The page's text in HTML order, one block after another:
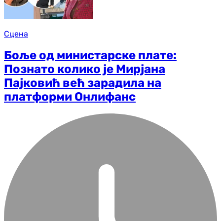
Сцена
Боље од министарске плате:
Познато колико је Мирјана
Пајковић већ зарадила на
платформи Онлифанс